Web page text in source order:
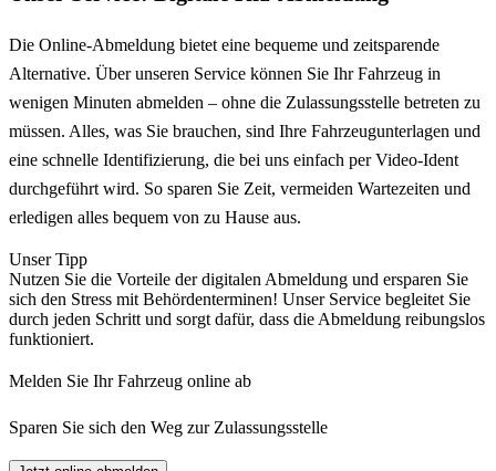
Die Online-Abmeldung bietet eine bequeme und zeitsparende
Alternative. Über unseren Service können Sie Ihr Fahrzeug in
wenigen Minuten abmelden – ohne die Zulassungsstelle betreten zu
müssen. Alles, was Sie brauchen, sind Ihre Fahrzeugunterlagen und
eine schnelle Identifizierung, die bei uns einfach per Video-Ident
durchgeführt wird. So sparen Sie Zeit, vermeiden Wartezeiten und
erledigen alles bequem von zu Hause aus.
Unser Tipp
Nutzen Sie die Vorteile der digitalen Abmeldung und ersparen Sie
sich den Stress mit Behördenterminen! Unser Service begleitet Sie
durch jeden Schritt und sorgt dafür, dass die Abmeldung reibungslos
funktioniert.
Melden Sie Ihr Fahrzeug online ab
Sparen Sie sich den Weg zur Zulassungsstelle